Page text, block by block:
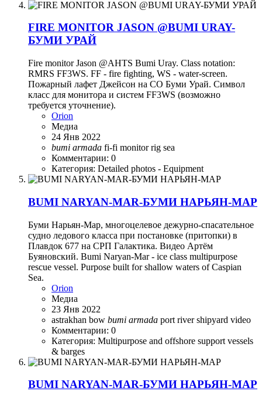
FIRE MONITOR JASON @BUMI URAY-
БУМИ УРАЙ
Fire monitor Jason @AHTS Bumi Uray. Class notation:
RMRS FF3WS. FF - fire fighting, WS - water-screen.
Пожарный лафет Джейсон на СО Буми Урай. Символ
класс для монитора и систем FF3WS (возможно
требуется уточнение).
Orion
Медиа
24 Янв 2022
bumi armada fi-fi monitorrig sea
Комментарии: 0
Категория: Detailed photos - Equipment
BUMI NARYAN-MAR-БУМИ НАРЬЯН-МАР
Буми Нарьян-Мар, многоцелевое дежурно-спасательное
судно ледового класса при постановке (притопки) в
Плавдок 677 на СРП Галактика. Видео Артём
Буяновский. Bumi Naryan-Mar - ice class multipurpose
rescue vessel. Purpose built for shallow waters of Caspian
Sea.
Orion
Медиа
23 Янв 2022
astrakhan bow bumi armada port rivershipyard video
Комментарии: 0
Категория: Multipurpose and offshore support vessels
& barges
BUMI NARYAN-MAR-БУМИ НАРЬЯН-МАР